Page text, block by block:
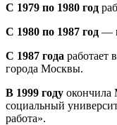
С 1979 по 1980 год
С 1980 по 1987 год —
С 1987 года работает
города Москвы.
В 1999 году окончила
социальный
работа».